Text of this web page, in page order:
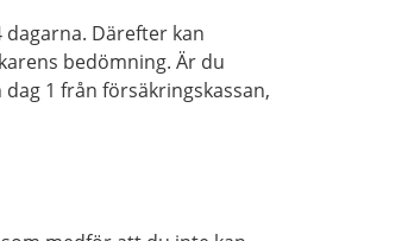
Därefter kan
bedömning. Är du
1 från försäkringskassan,